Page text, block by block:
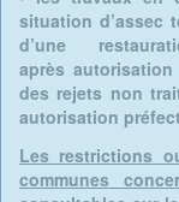
situation
d’une
après
des rejets non
autorisation
Les restrictions
communes